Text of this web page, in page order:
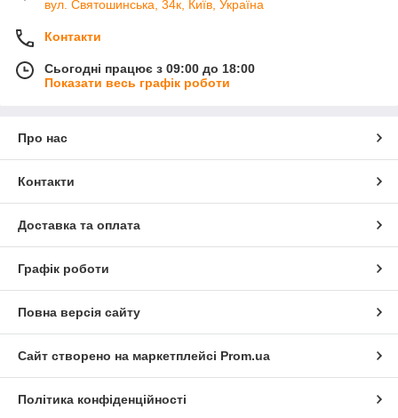
вул. Святошинська, 34к, Київ, Україна
Контакти
Сьогодні працює з 09:00 до 18:00
Показати весь графік роботи
Про нас
Контакти
Доставка та оплата
Графік роботи
Повна версія сайту
Сайт створено на маркетплейсі Prom.ua
Політика конфіденційності